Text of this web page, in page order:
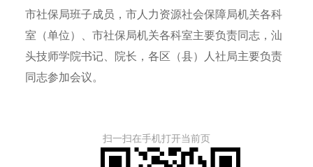
市社保局班子成员，市人力资源社会保障局机关各科
室（单位）、市社保局机关各科室主要负责同志，汕
头技师学院书记、院长，各区（县）人社局主要负责
同志参加会议。
扫一扫在手机打开当前页